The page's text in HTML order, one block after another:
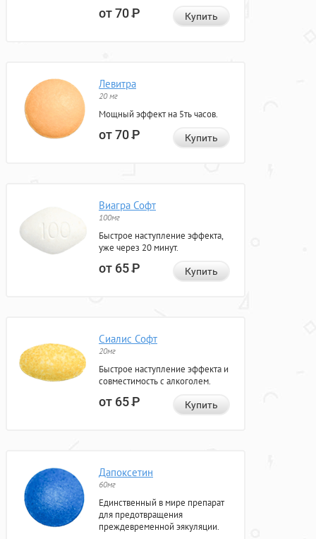
от 70Р Купить
Левитра
20 мг
Мощный эффект на 5ть часов.
от 70Р Купить
Виагра Софт
100мг
Быстрое наступление эффекта,
уже через 20 минут.
от 65Р Купить
Сиалис Софт
20мг
Быстрое наступление эффекта и
совместимость с алкоголем.
от 65Р Купить
Дапоксетин
60мг
Единственный в мире препарат
для предотвращения
преждевременной эякуляции.